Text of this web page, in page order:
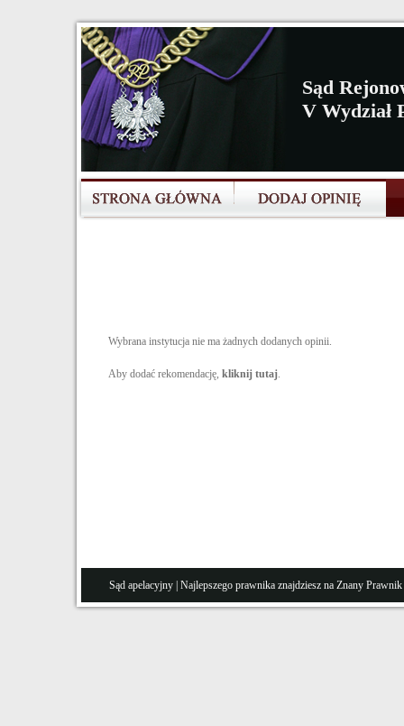
Sąd
V Wydział
Wybrana instytucja nie ma żadnych dodanych opinii.
Aby dodać rekomendację, kliknij tutaj.
Sąd apelacyjny | Najlepszego prawnika znajdziesz na Znany Prawnik